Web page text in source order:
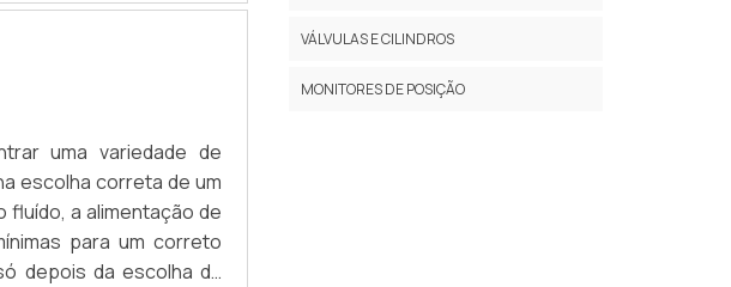
uma variedade de
escolha correta de um
fluído, a alimentação de
para um correto
depois da escolha da
VÁLVULAS E CILINDROS
MONITORES DE POSIÇÃO